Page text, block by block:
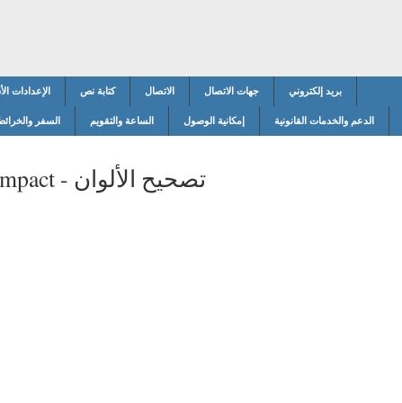
الإعدادات كتابة نص الاتصال جهات الاتصال بريد إلكتروني
السفر الساعة والتقويم إمكانية الوصول الدعم والخدمات القانونية
- تصحيح الألوان